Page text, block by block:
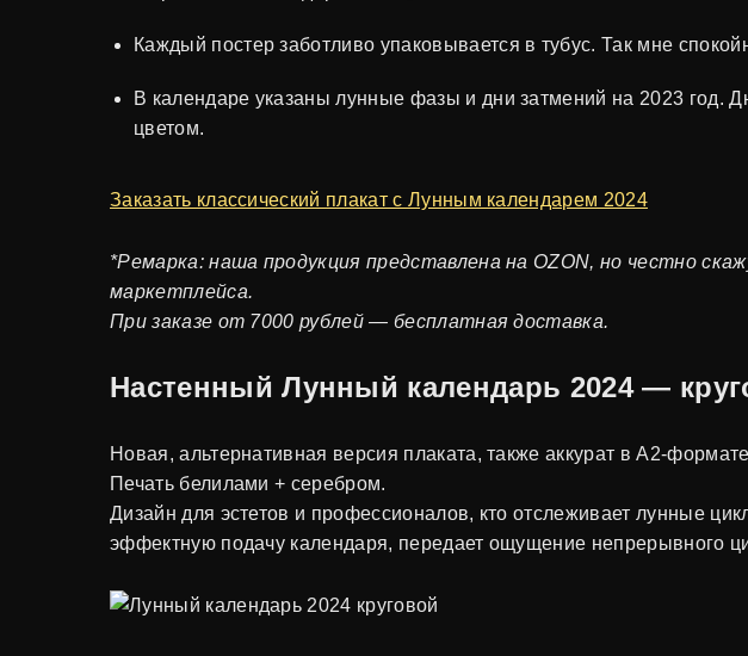
Каждый постер заботливо упаковывается в тубус. Так мне
В календаре указаны лунные фазы и дни затмений на 2023 год.
цветом.
Заказать классический плакат с Лунным календарем 2024
*Ремарка: наша продукция представлена на OZON, но честно
маркетплейса.
При заказе от 7000 рублей — бесплатная доставка.
Настенный Лунный календарь 2024 —
Новая, альтернативная версия плаката, также аккурат в А2-
Печать белилами + серебром.
Дизайн для эстетов и профессионалов, кто отслеживает лунные
эффектную подачу календаря, передает ощущение непрерывного